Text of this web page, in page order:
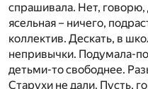
спрашивала. Нет, говорю,
ясельная – ничего,
коллектив. Дескать, в
непривычки. Подумала-
детьми-то свободнее.
Старухи не дали. Пусть,